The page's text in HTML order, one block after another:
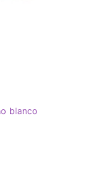
blanco